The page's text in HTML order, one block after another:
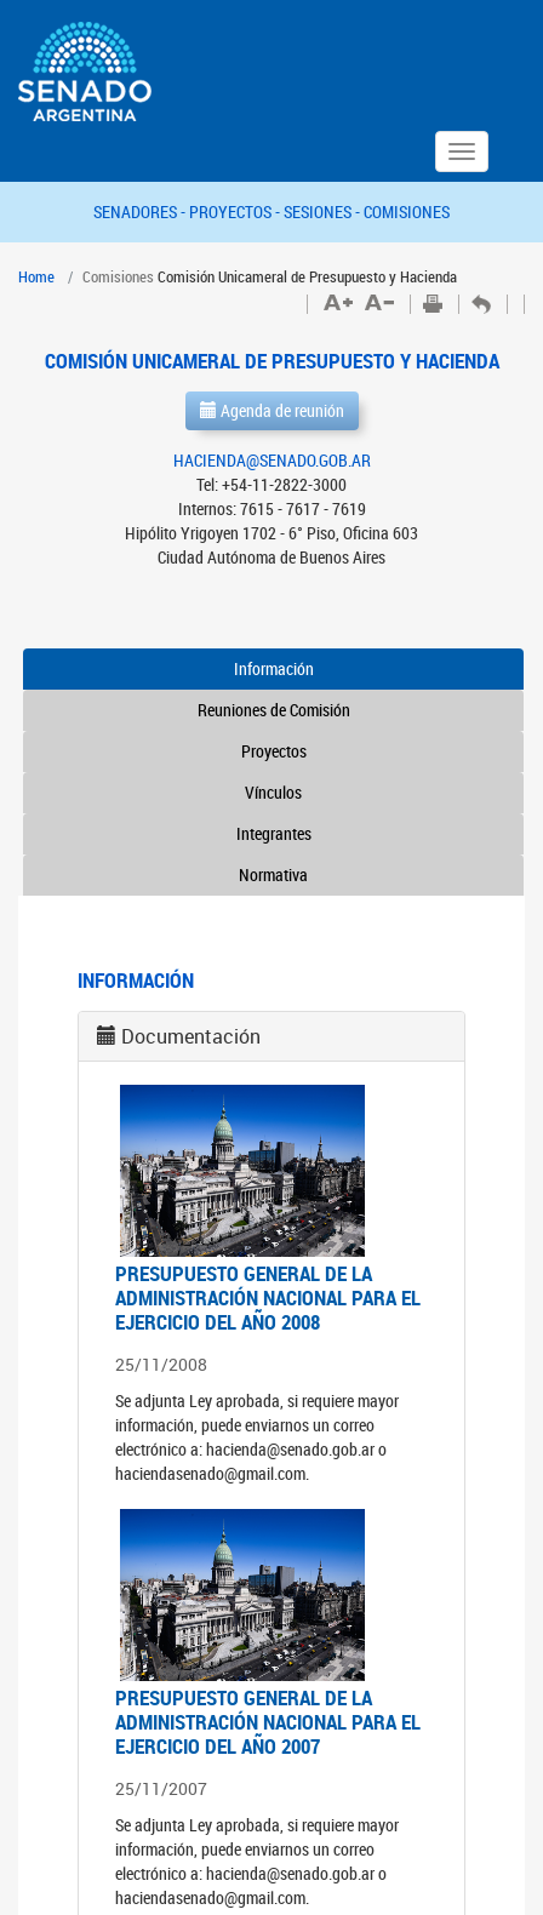
Toggle
navigation
SENADORES - PROYECTOS -SESIONES -COMISIONES
Home Comisiones Comisión Unicameral de Presupuesto y Hacienda
COMISIÓN UNICAMERAL DE PRESUPUESTO Y HACIENDA
Agenda de reunión
HACIENDA@SENADO.GOB.AR
Tel: +54-11-2822-3000
Internos: 7615 - 7617 - 7619
Hipólito Yrigoyen 1702 - 6° Piso, Oficina 603
Ciudad Autónoma de Buenos Aires
Información
Reuniones de Comisión
Proyectos
Vínculos
Integrantes
Normativa
INFORMACIÓN
Documentación
PRESUPUESTO GENERAL DE LA
ADMINISTRACIÓN NACIONAL PARA EL
EJERCICIO DEL AÑO 2008
25/11/2008
Se adjunta Ley aprobada, si requiere mayor
información, puede enviarnos un correo
electrónico a: hacienda@senado.gob.ar o
haciendasenado@gmail.com.
PRESUPUESTO GENERAL DE LA
ADMINISTRACIÓN NACIONAL PARA EL
EJERCICIO DEL AÑO 2007
25/11/2007
Se adjunta Ley aprobada, si requiere mayor
información, puede enviarnos un correo
electrónico a: hacienda@senado.gob.ar o
haciendasenado@gmail.com.